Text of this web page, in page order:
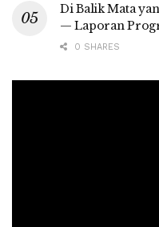
Di Balik Mata
— Laporan
0 SHARES